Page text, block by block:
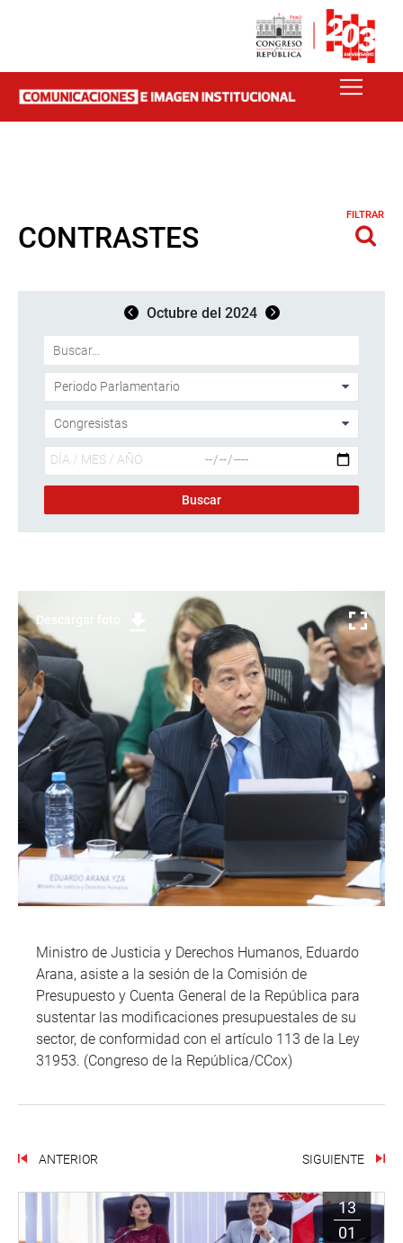
CONTRASTES
FILTRAR
Octubre del 2024
Descargar foto
Ministro de Justicia y Derechos Humanos, Eduardo
Arana, asiste a la sesión de la Comisión de
Presupuesto y Cuenta General de la República para
sustentar las modificaciones presupuestales de su
sector, de conformidad con el artículo 113 de la Ley
31953. (Congreso de la República/CCox)
ANTERIOR SIGUIENTE
13
01